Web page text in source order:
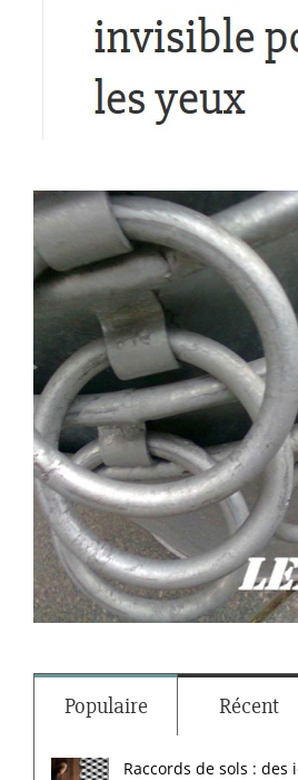
Populaire Récent
Raccords de sols : des